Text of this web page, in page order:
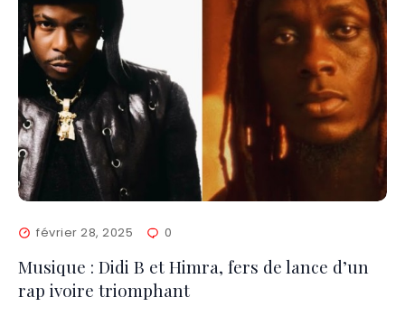
février 28, 2025 0
Musique : Didi B et Himra, fers de lance d’un
rap ivoire triomphant